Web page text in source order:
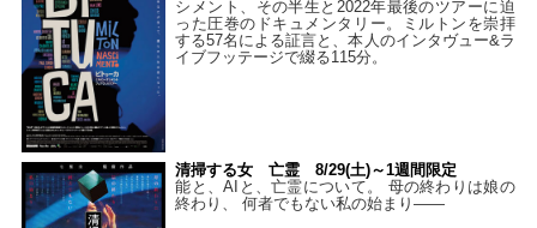
シメント、その半生と2022年最後のツアーに迫
った圧巻のドキュメンタリー。ミルトンを崇拝
する57名による証言と、本人のインタヴュー&ラ
イブフッテージで綴る115分。
清掃する女 亡霊 8/29(土)～1週間限定
能と、AIと、亡霊について。 母の終わりは娘の
終わり、 何者でもない私の始まり――